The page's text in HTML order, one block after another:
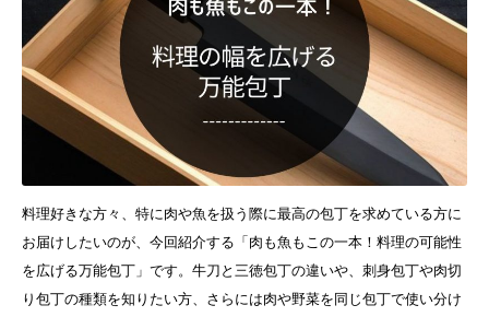
料理好きな方々、特に肉や魚を扱う際に最高の包丁を求めている方に
お届けしたいのが、今回紹介する「肉も魚もこの一本！料理の可能性
を広げる万能包丁」です。牛刀と三徳包丁の違いや、刺身包丁や肉切
り包丁の種類を知りたい方、さらには肉や野菜を同じ包丁で使い分け